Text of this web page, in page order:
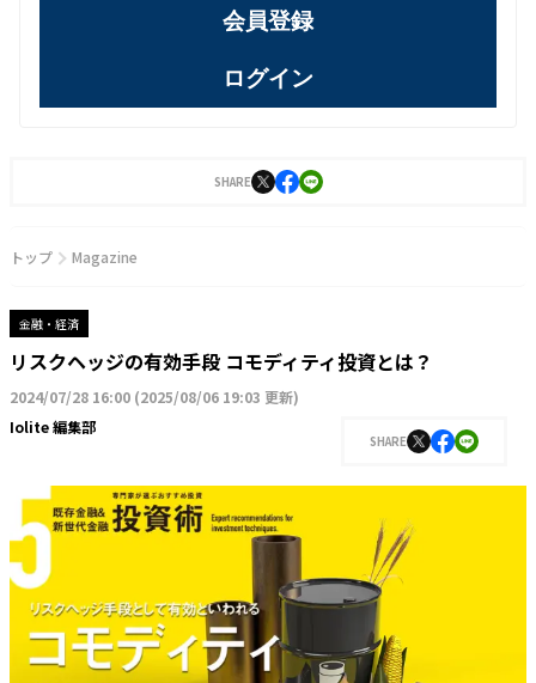
会員登録
ログイン
SHARE
トップ Magazine
金融・経済
リスクヘッジの有効手段 コモディティ投資とは？
2024/07/28 16:00 (2025/08/06 19:03 更新)
Iolite 編集部
SHARE